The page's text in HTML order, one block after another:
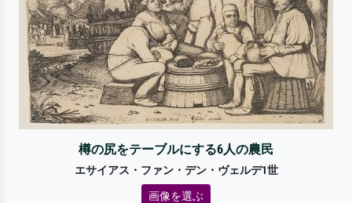
樽の尻をテーブルにする6人の農民
エサイアス・ファン・デン・ヴェルデ1世
画像を選ぶ